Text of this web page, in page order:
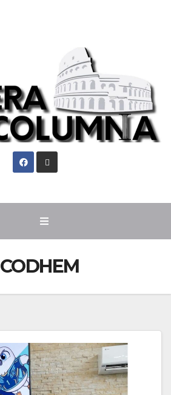
CODHEM